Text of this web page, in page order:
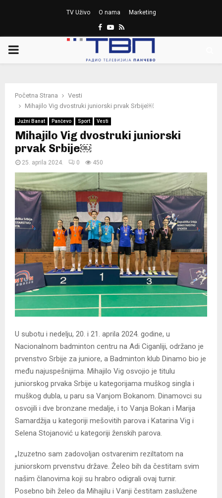
TV Uživo O nama Marketing
Facebook
Youtube
Rss
PRIMARY
Početna Strana
Vesti
Mihajilo Vig dvostruki juniorski prvak Srbije￼
Južni Banat Pančevo Sport Vesti
Mihajilo Vig dvostruki juniorski
prvak Srbije￼
25. aprila 2024. 0 450
U subotu i nedelju, 20. i 21. aprila 2024. godine, u
Nacionalnom badminton centru na Adi Ciganliji, održano je
prvenstvo Srbije za juniore, a Badminton klub Dinamo bio je
među najuspešnijima. Mihajilo Vig osvojio je titulu
juniorskog prvaka Srbije u kategorijama muškog singla i
muškog dubla, u paru sa Vanjom Bokanom. Dinamovci su
osvojili i dve bronzane medalje, i to Vanja Bokan i Marija
Samardžija u kategoriji mešovitih parova i Katarina Vig i
Selena Stojanović u kategoriji ženskih parova.
„Izuzetno sam zadovoljan ostvarenim reziltatom na
juniorskom prvenstvu države. Želeo bih da čestitam svim
našim članovima koji su hrabro odigrali ovaj turnir.
Posebno bih želeo da Mihajilu i Vanji čestitam zaslužene